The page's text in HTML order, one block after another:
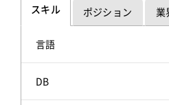
スキル ポジション 業
言語
DB